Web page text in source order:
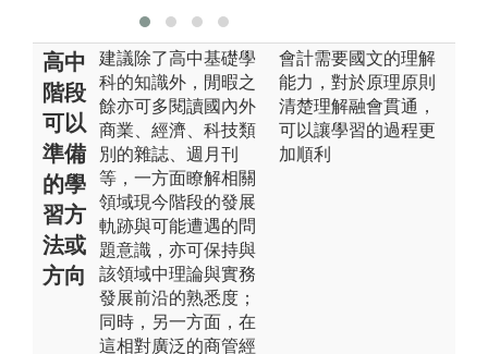
高中
階段
可以
準備
的學
習方
法或
方向
建議除了高中基礎學
科的知識外，閒暇之
餘亦可多閱讀國內外
商業、經濟、科技類
別的雜誌、週月刊
等，一方面瞭解相關
領域現今階段的發展
軌跡與可能遭遇的問
題意識，亦可保持與
該領域中理論與實務
發展前沿的熟悉度；
同時，另一方面，在
這相對廣泛的商管經
會計需要國文的理解
能力，對於原理原則
清楚理解融會貫通，
可以讓學習的過程更
加順利